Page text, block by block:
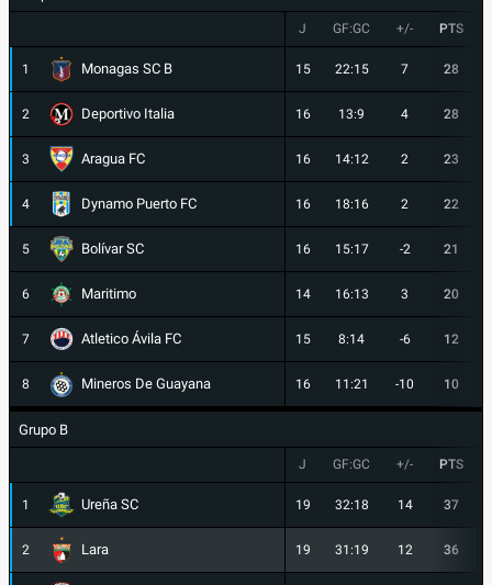
J GF:GC +/- PTS
1 Monagas SC B 15 22:15 7 28
2 Deportivo Italia 16 13:9 4 28
3 Aragua FC 16 14:12 2 23
4 Dynamo Puerto FC 16 18:16 2 22
5 Bolívar SC 16 15:17 -2 21
6 Maritimo 14 16:13 3 20
7 Atletico Ávila FC 15 8:14 -6 12
8 Mineros De Guayana 16 11:21 -10 10
Grupo B
J GF:GC +/- PTS
1 Ureña SC 19 32:18 14 37
2 Lara 19 31:19 12 36